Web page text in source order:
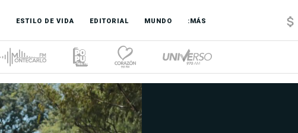
ESTILO DE VIDA EDITORIAL MUNDO :MÁS